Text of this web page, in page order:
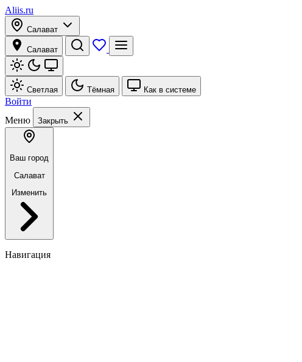
Aliis.ru
Салават
Салават
Светлая Тёмная Как в системе
Войти
Меню
Закрыть
Ваш город
Салават
Изменить
Навигация